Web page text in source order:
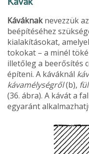
Káváknaknevezzük
beépítéséhez
kialakításokat,
tokokat – a minél
illetőleg a beerősítés
építeni. A káváknál
kávamélységről(b),
(36. ábra). A kávát a
egyaránt